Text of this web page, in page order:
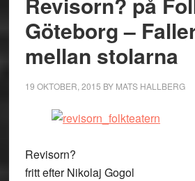
Göteborg –
mellan stolarna
19 OKTOBER, 2015 BY MATS HALLBERG
Revisorn?
fritt efter Nikolaj Gogol